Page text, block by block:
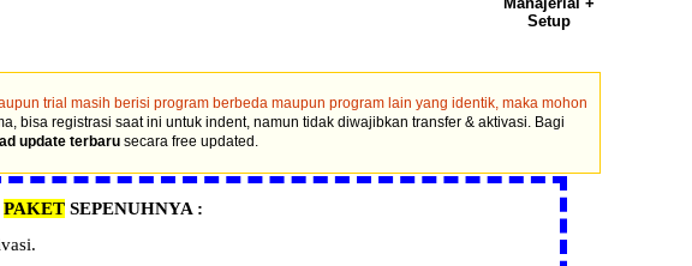
trial masih berisi program berbeda maupun program lain yang identik, maka mohon
bisa registrasi saat ini untuk indent, namun tidak diwajibkan transfer & aktivasi. Bagi
update terbaru secara free updated.
PAKET SEPENUHNYA :